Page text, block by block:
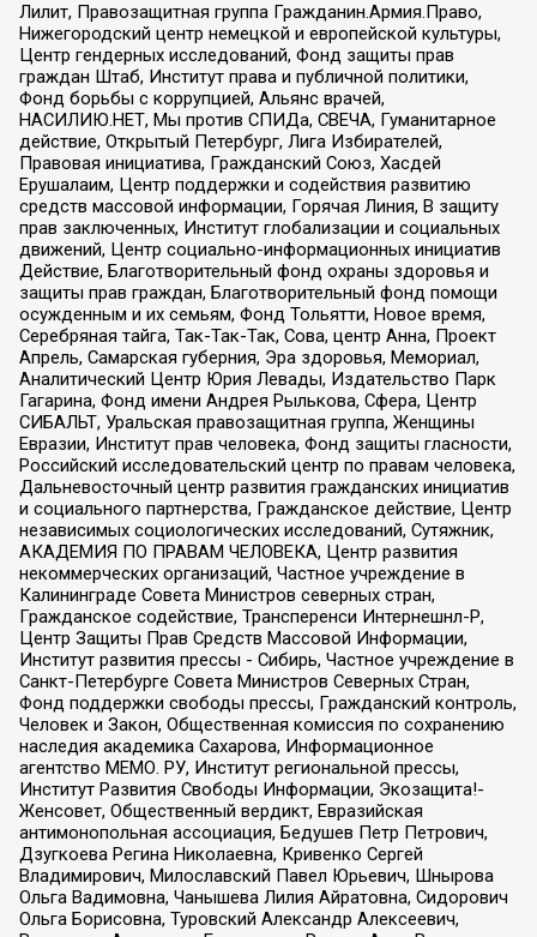
Лилит, Правозащитная группа Гражданин.Армия.Право,
Нижегородский центр немецкой и европейской культуры,
Центр гендерных исследований, Фонд защиты прав
граждан Штаб, Институт права и публичной политики,
Фонд борьбы с коррупцией, Альянс врачей,
НАСИЛИЮ.НЕТ, Мы против СПИДа, СВЕЧА, Гуманитарное
действие, Открытый Петербург, Лига Избирателей,
Правовая инициатива, Гражданский Союз, Хасдей
Ерушалаим, Центр поддержки и содействия развитию
средств массовой информации, Горячая Линия, В защиту
прав заключенных, Институт глобализации и социальных
движений, Центр социально-информационных инициатив
Действие, Благотворительный фонд охраны здоровья и
защиты прав граждан, Благотворительный фонд помощи
осужденным и их семьям, Фонд Тольятти, Новое время,
Серебряная тайга, Так-Так-Так, Сова, центр Анна, Проект
Апрель, Самарская губерния, Эра здоровья, Мемориал,
Аналитический Центр Юрия Левады, Издательство Парк
Гагарина, Фонд имени Андрея Рылькова, Сфера, Центр
СИБАЛЬТ, Уральская правозащитная группа, Женщины
Евразии, Институт прав человека, Фонд защиты гласности,
Российский исследовательский центр по правам человека,
Дальневосточный центр развития гражданских инициатив
и социального партнерства, Гражданское действие, Центр
независимых социологических исследований, Сутяжник,
АКАДЕМИЯ ПО ПРАВАМ ЧЕЛОВЕКА, Центр развития
некоммерческих организаций, Частное учреждение в
Калининграде Совета Министров северных стран,
Гражданское содействие, Трансперенси Интернешнл-Р,
Центр Защиты Прав Средств Массовой Информации,
Институт развития прессы - Сибирь, Частное учреждение в
Санкт-Петербурге Совета Министров Северных Стран,
Фонд поддержки свободы прессы, Гражданский контроль,
Человек и Закон, Общественная комиссия по сохранению
наследия академика Сахарова, Информационное
агентство МЕМО. РУ, Институт региональной прессы,
Институт Развития Свободы Информации, Экозащита!-
Женсовет, Общественный вердикт, Евразийская
антимонопольная ассоциация, Бедушев Петр Петрович,
Дзугкоева Регина Николаевна, Кривенко Сергей
Владимирович, Милославский Павел Юрьевич, Шнырова
Ольга Вадимовна, Чанышева Лилия Айратовна, Сидорович
Ольга Борисовна, Туровский Александр Алексеевич,